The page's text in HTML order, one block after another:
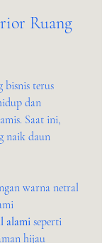
Ruang
bisnis terus
dan
Saat ini,
naik daun
warna netral
alami seperti
hijau